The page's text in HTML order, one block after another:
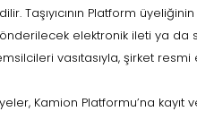
Taşıyıcının Platform
elektronik ileti ya da
vasıtasıyla, şirket resmi
Kamion Platformu’na